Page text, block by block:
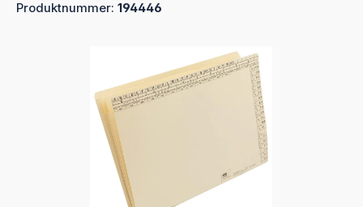
Produktnummer: 194446